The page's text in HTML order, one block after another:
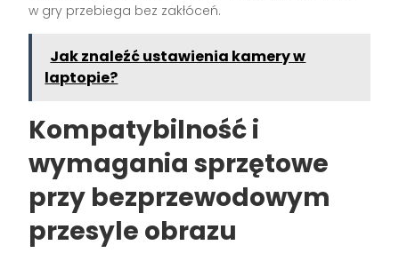
w gry przebiega bez zakłóceń.
Jak znaleźć ustawienia kamery w
laptopie?
Kompatybilność i
wymagania sprzętowe
przy bezprzewodowym
przesyle obrazu